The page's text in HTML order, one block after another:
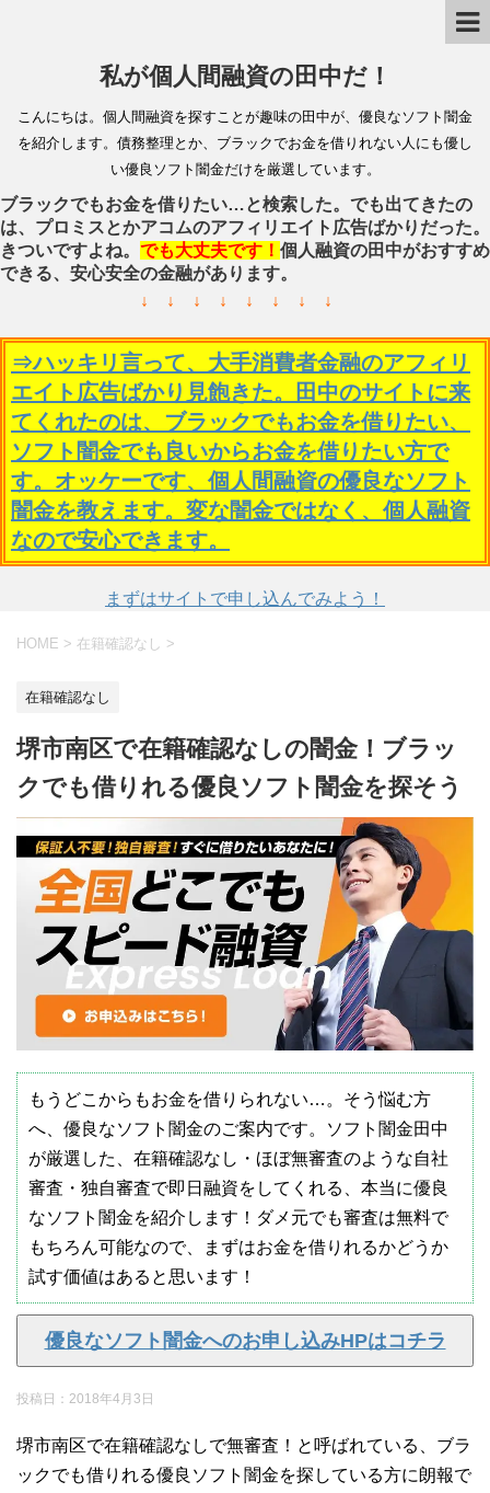
私が個人間融資の田中だ！
こんにちは。個人間融資を探すことが趣味の田中が、優良なソフト闇金
を紹介します。債務整理とか、ブラックでお金を借りれない人にも優し
い優良ソフト闇金だけを厳選しています。
ブラックでもお金を借りたい…と検索した。でも出てきたの
は、プロミスとかアコムのアフィリエイト広告ばかりだった。
きついですよね。 でも大丈夫です！ 個人融資の田中がおすすめ
できる、安心安全の金融があります。
↓ ↓ ↓ ↓ ↓ ↓ ↓ ↓
⇒ハッキリ言って、大手消費者金融のアフィリ
エイト広告ばかり見飽きた。田中のサイトに来
てくれたのは、ブラックでもお金を借りたい、
ソフト闇金でも良いからお金を借りたい方で
す。オッケーです、個人間融資の優良なソフト
闇金を教えます。変な闇金ではなく、個人融資
なので安心できます。
まずはサイトで申し込んでみよう！
HOME > 在籍確認なし >
在籍確認なし
堺市南区で在籍確認なしの闇金！ブラッ
クでも借りれる優良ソフト闇金を探そう
もうどこからもお金を借りられない…。そう悩む方
へ、優良なソフト闇金のご案内です。ソフト闇金田中
が厳選した、在籍確認なし・ほぼ無審査のような自社
審査・独自審査で即日融資をしてくれる、本当に優良
なソフト闇金を紹介します！ダメ元でも審査は無料で
もちろん可能なので、まずはお金を借りれるかどうか
試す価値はあると思います！
優良なソフト闇金へのお申し込みHPはコチラ
投稿日： 2018年4月3日
堺市南区で在籍確認なしで無審査！と呼ばれている、ブラ
ックでも借りれる優良ソフト闇金を探している方に朗報で